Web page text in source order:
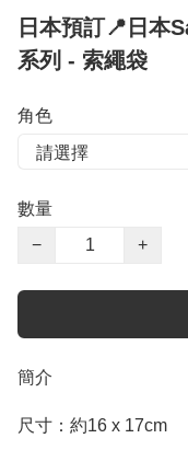
日本預訂📍日本
系列 - 索繩袋
角色
數量
−
+
簡介
尺寸：約16 x 17cm